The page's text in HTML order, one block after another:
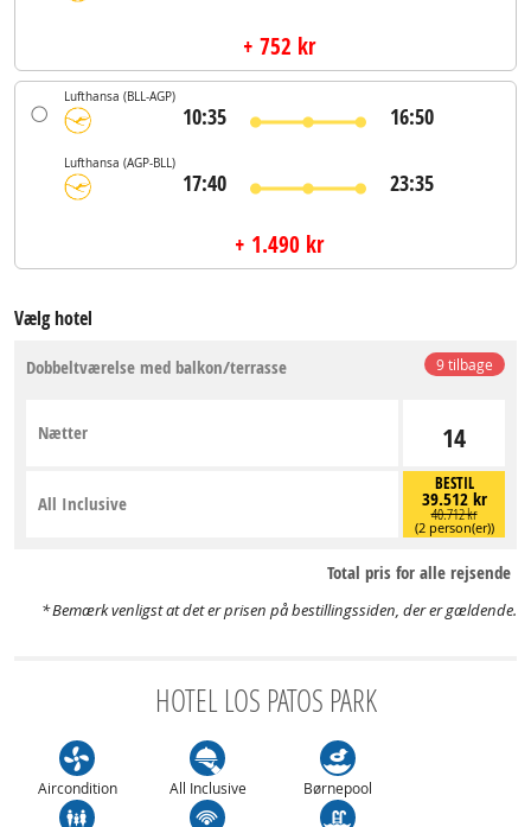
+ 752 kr
Lufthansa (BLL-AGP)
10:35 16:50
Lufthansa (AGP-BLL)
17:40 23:35
+ 1.490 kr
Vælg hotel
9 tilbage
Dobbeltværelse med balkon/terrasse
14
Nætter
BESTIL
39.512 kr
40.712 kr
(2 person(er))
All Inclusive
Total pris for alle rejsende
Bemærk venligst at det er prisen på bestillingssiden, der er gældende.
HOTEL LOS PATOS PARK
Aircondition All Inclusive Børnepool